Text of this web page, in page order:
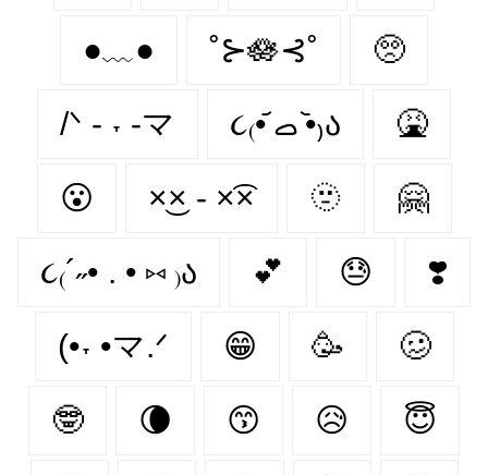
●﹏● ˚⊱🪷⊰˚ 🥺
/ᐠ - ˕ -マ ૮₍•᷄ ࡇ •᷅₎ა 🤮
😮‍ ×͜× - ×͡× 🫥 🤗
૮₍´˶• . • ⑅ ₎ა 💕 😓 ❣️
(•˕ •マ.ᐟ 😁 🥳 🥴
🤓 🌘 😙 😥 😇